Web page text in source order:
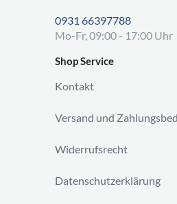
0931 66397788
Mo-Fr, 09:00 - 17:00 Uhr
Shop Service
Kontakt
Versand und
Widerrufsrecht
Datenschutzerklärung